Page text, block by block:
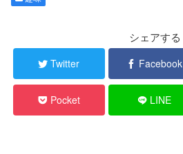
シェアする
Twitter Facebook
Pocket LINE